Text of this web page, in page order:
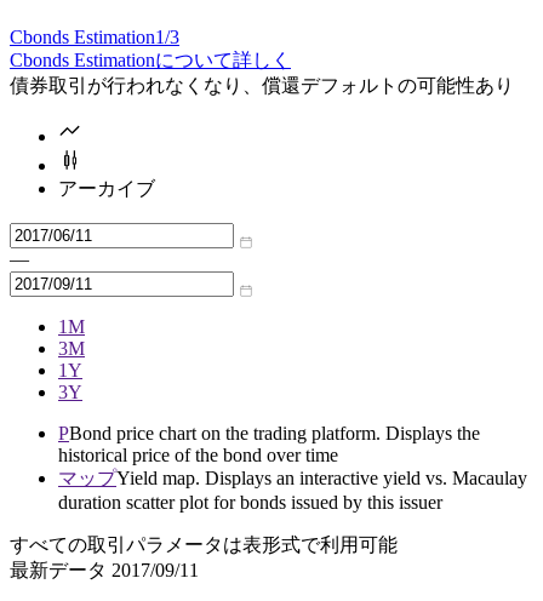
Cbonds Estimation1/3
Cbonds Estimationについて詳しく
債券取引が行われなくなり、償還デフォルトの可能性あり
アーカイブ
—
1M
3M
1Y
3Y
PBond price chart on the trading platform. Displays the
historical price of the bond over time
マップYield map. Displays an interactive yield vs. Macaulay
duration scatter plot for bonds issued by this issuer
すべての取引パラメータは表形式で利用可能
最新データ 2017/09/11